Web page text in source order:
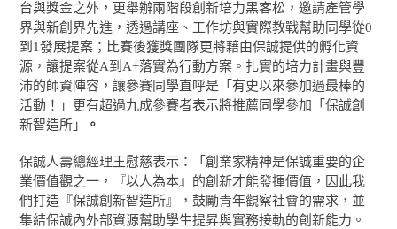
台與獎金之外，更舉辦兩階段創新培力黑客松，邀請產管學
界與新創界先進，透過講座、工作坊與實際教戰幫助同學從0
到1發展提案；比賽後獲獎團隊更將藉由保誠提供的孵化資
源，讓提案從A到A+落實為行動方案。扎實的培力計畫與豐
沛的師資陣容，讓參賽同學直呼是「有史以來參加過最棒的
活動！」更有超過九成參賽者表示將推薦同學參加「保誠創
新智造所」
。
保誠人壽總經理王慰慈表示：「創業家精神是保誠重要的企
業價值觀之一，『以人為本』的創新才能發揮價值，因此我
們打造『保誠創新智造所』，鼓勵青年觀察社會的需求，並
集結保誠內外部資源幫助學生提昇與實務接軌的創新能力。